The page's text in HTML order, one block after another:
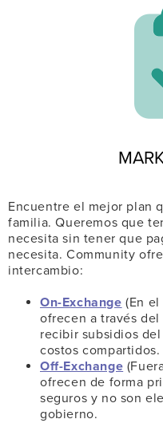
Encuentre el mejor plan
familia. Queremos que
necesita sin tener que
necesita. Community
intercambio:
On-Exchange (En
ofrecen a través
recibir subsidios
costos compartidos.
Off-Exchange
ofrecen de forma
seguros y no son
gobierno.